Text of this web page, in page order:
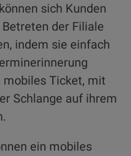
können sich Kunden
der Filiale
indem sie einfach
mobiles Ticket, mit
Schlange auf ihrem
ein mobiles